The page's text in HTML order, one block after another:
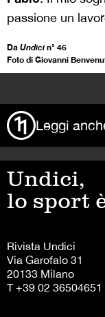
passione un
Da Undicin° 46
Foto di Giovanni
Leggi
Undici,
lo sport
Rivista Undici
Via Garofalo 31
20133 Milano
T +39 02 36504651